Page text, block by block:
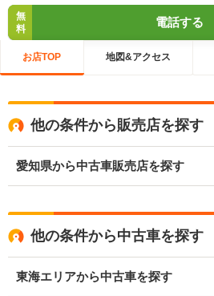
無
料
電話する
お店TOP 地図&アクセス
他の条件から販売店を探す
愛知県から中古車販売店を探す
他の条件から中古車を探す
東海エリアから中古車を探す